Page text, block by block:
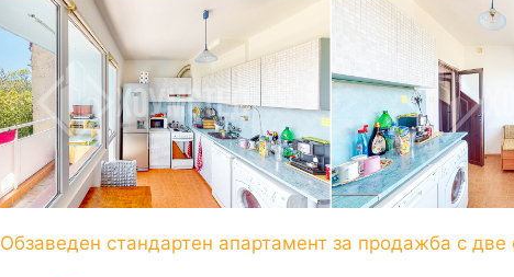
Обзаведен стандартен апартамент за продажба с